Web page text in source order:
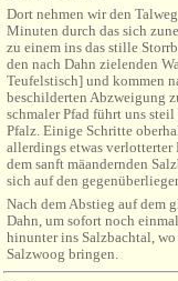
Dort nehmen wir den
Minuten durch das sich
zu einem ins das stille
den nach Dahn zielenden
Teufelstisch] und kommen
beschilderten Abzweigung
schmaler Pfad führt uns
Pfalz. Einige Schritte
allerdings etwas
dem sanft mäandernden
sich auf den
Nach dem Abstieg auf dem
Dahn, um sofort noch
hinunter ins Salzbachtal,
Salzwoog bringen.